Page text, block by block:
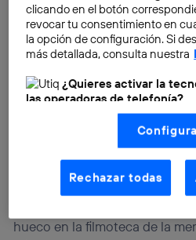
Aeroespacial (INTA), apunta
resolución depende en gran
situación. “Hay problemas
pueden suponerla parada de
algunos días”.
Abundan los títulos afamados
Elegidos para la gloria, de
hueco en la filmoteca de la
clicando en el botón
revocar tu consentimiento en
la opción de configuración. Si
más detallada, consulta nuestra
¿Quieres activar la
las operadoras de telefonía?
Nosotros, Telefónica S.A.,
realizar nuestras acciones de
(como se describe en este aviso
basadas en tu navegación en
aquí(solo cuando
internet habilitada ,
operadoras de telefonía
La tecnología Utiq está diseñada
Rechazar todas